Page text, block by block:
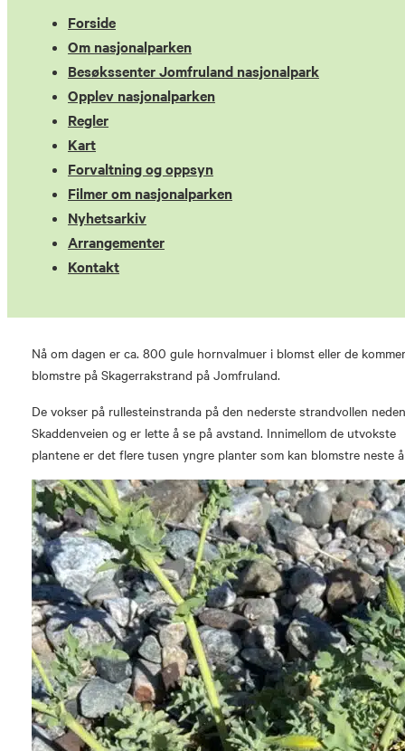
Forside
Om nasjonalparken
Besøkssenter Jomfruland nasjonalpark
Opplev nasjonalparken
Regler
Kart
Forvaltning og oppsyn
Filmer om nasjonalparken
Nyhetsarkiv
Arrangementer
Kontakt
Nå om dagen er ca. 800 gule hornvalmuer i blomst eller de
blomstre på Skagerrakstrand på Jomfruland.
De vokser på rullesteinstranda på den nederste strandvollen
Skaddenveien og er lette å se på avstand. Innimellom de utvokste
plantene er det flere tusen yngre planter som kan blomstre neste